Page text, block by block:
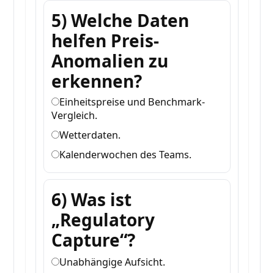
5) Welche Daten
helfen Preis-
Anomalien zu
erkennen?
Einheitspreise und Benchmark-
Vergleich.
Wetterdaten.
Kalenderwochen des Teams.
6) Was ist
„Regulatory
Capture“?
Unabhängige Aufsicht.